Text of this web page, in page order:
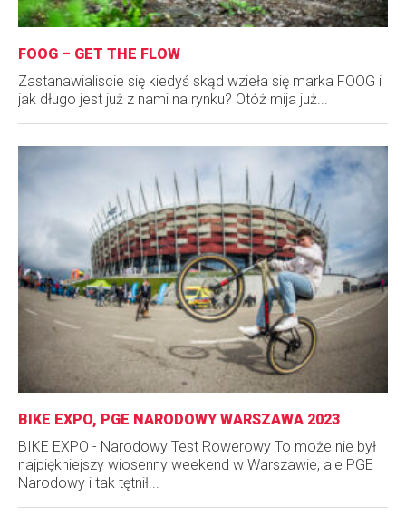
FOOG – GET THE FLOW
Zastanawialiscie się kiedyś skąd wzieła się marka FOOG i
jak długo jest już z nami na rynku? Otóż mija już...
BIKE EXPO, PGE NARODOWY WARSZAWA 2023
BIKE EXPO - Narodowy Test Rowerowy To może nie był
najpiękniejszy wiosenny weekend w Warszawie, ale PGE
Narodowy i tak tętnił...